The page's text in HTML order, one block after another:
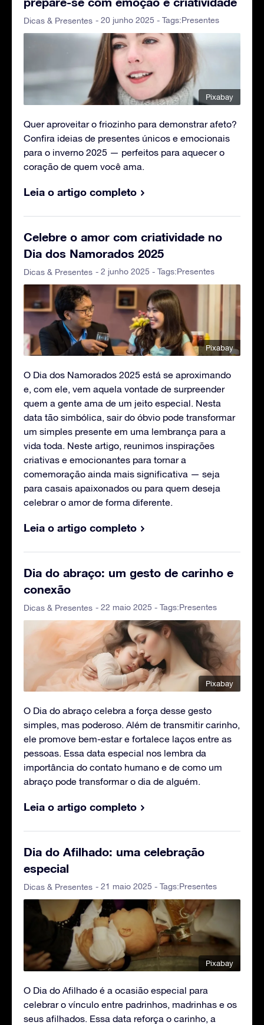
Dicas & Presentes - 20 junho 2025 - Tags:Presentes
Pixabay
Quer aproveitar o friozinho para demonstrar afeto?
Confira ideias de presentes únicos e emocionais
para o inverno 2025 — perfeitos para aquecer o
coração de quem você ama.
Leia o artigo completo
Celebre o amor com criatividade no
Dia dos Namorados 2025
Dicas & Presentes - 2 junho 2025 - Tags:Presentes
Pixabay
O Dia dos Namorados 2025 está se aproximando
e, com ele, vem aquela vontade de surpreender
quem a gente ama de um jeito especial. Nesta
data tão simbólica, sair do óbvio pode transformar
um simples presente em uma lembrança para a
vida toda. Neste artigo, reunimos inspirações
criativas e emocionantes para tornar a
comemoração ainda mais significativa — seja
para casais apaixonados ou para quem deseja
celebrar o amor de forma diferente.
Leia o artigo completo
Dia do abraço: um gesto de carinho e
conexão
Dicas & Presentes - 22 maio 2025 - Tags:Presentes
Pixabay
O Dia do abraço celebra a força desse gesto
simples, mas poderoso. Além de transmitir carinho,
ele promove bem-estar e fortalece laços entre as
pessoas. Essa data especial nos lembra da
importância do contato humano e de como um
abraço pode transformar o dia de alguém.
Leia o artigo completo
Dia do Afilhado: uma celebração
especial
Dicas & Presentes - 21 maio 2025 - Tags:Presentes
Pixabay
O Dia do Afilhado é a ocasião especial para
celebrar o vínculo entre padrinhos, madrinhas e os
seus afilhados. Essa data reforça o carinho, a